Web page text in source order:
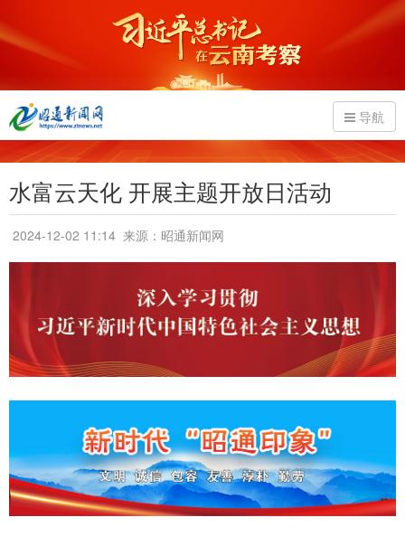
导航
水富云天化 开展主题开放日活动
2024-12-02 11:14 来源：昭通新闻网